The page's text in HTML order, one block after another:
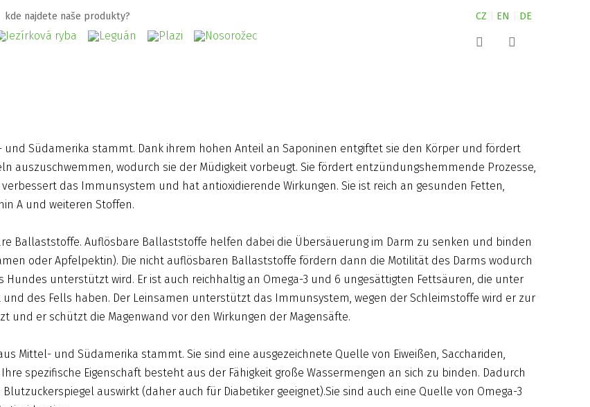
kde najdete naše produkty? CZ EN DE
Vital Snack
Darwin´s
ZOO
und Südamerika stammt. Dank ihrem hohen Anteil an Saponinen entgiftet sie den Körper und fördert
auszuschwemmen, wodurch sie der Müdigkeit vorbeugt. Sie fördert entzündungshemmende Prozesse,
das Immunsystem und hat antioxidierende Wirkungen. Sie ist reich an gesunden Fetten,
A und weiteren Stoffen.
Ballaststoffe. Auflösbare Ballaststoffe helfen dabei die Übersäuerung im Darm zu senken und binden
oder Apfelpektin). Die nicht auflösbaren Ballaststoffe fördern dann die Motilität des Darms wodurch
unterstützt wird. Er ist auch reichhaltig an Omega-3 und 6 ungesättigten Fettsäuren, die unter
des Fells haben. Der Leinsamen unterstützt das Immunsystem, wegen der Schleimstoffe wird er zur
und er schützt die Magenwand vor den Wirkungen der Magensäfte.
Mittel- und Südamerika stammt. Sie sind eine ausgezeichnete Quelle von Eiweißen, Sacchariden,
spezifische Eigenschaft besteht aus der Fähigkeit große Wassermengen an sich zu binden. Dadurch
auswirkt (daher auch für Diabetiker geeignet).Sie sind auch eine Quelle von Omega-3